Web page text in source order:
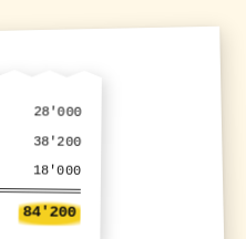
28'000
38'200
18'000
84'200